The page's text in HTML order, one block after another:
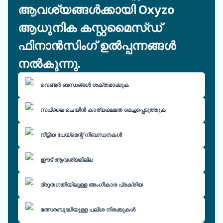
ആവശ്യങ്ങൾക്കായി Oxyzo
ആധുനിക കസ്റ്റമൈസ്ഡ്
ഫിനാൻസിംഗ് ഉൽപ്പന്നങ്ങൾ
നൽകുന്നു.
വെണ്ടർ ബന്ധങ്ങൾ ശക്തമാക്കുക
സപ്ലൈ ചെയിൻ കാര്യക്ഷമത മെച്ചപ്പെടുത്തുക
നീട്ടിയ പേയ്മെന്റ് നിബന്ധനകൾ
ഈട് ആവശ്യമില്ല
ദ്രുതഗതിയിലുള്ള അംഗീകാര പ്രക്രിയ
മത്സരബുദ്ധിയുള്ള പലിശ നിരക്കുകൾ